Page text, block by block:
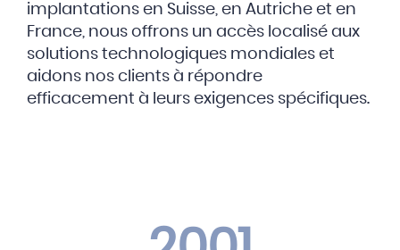
implantations en Suisse, en Autriche et en
France, nous offrons un accès localisé aux
solutions technologiques mondiales et
aidons nos clients à répondre
efficacement à leurs exigences spécifiques.